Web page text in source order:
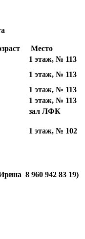
Место
1 этаж, № 113
1 этаж, № 113
1 этаж, № 113
1 этаж, № 113
зал ЛФК
1 этаж, № 102
8 960 942 83 19)